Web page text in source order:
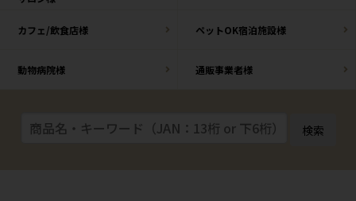
カフェ/飲食店様 ペットOK宿泊施設様
動物病院様 通販事業者様
検索